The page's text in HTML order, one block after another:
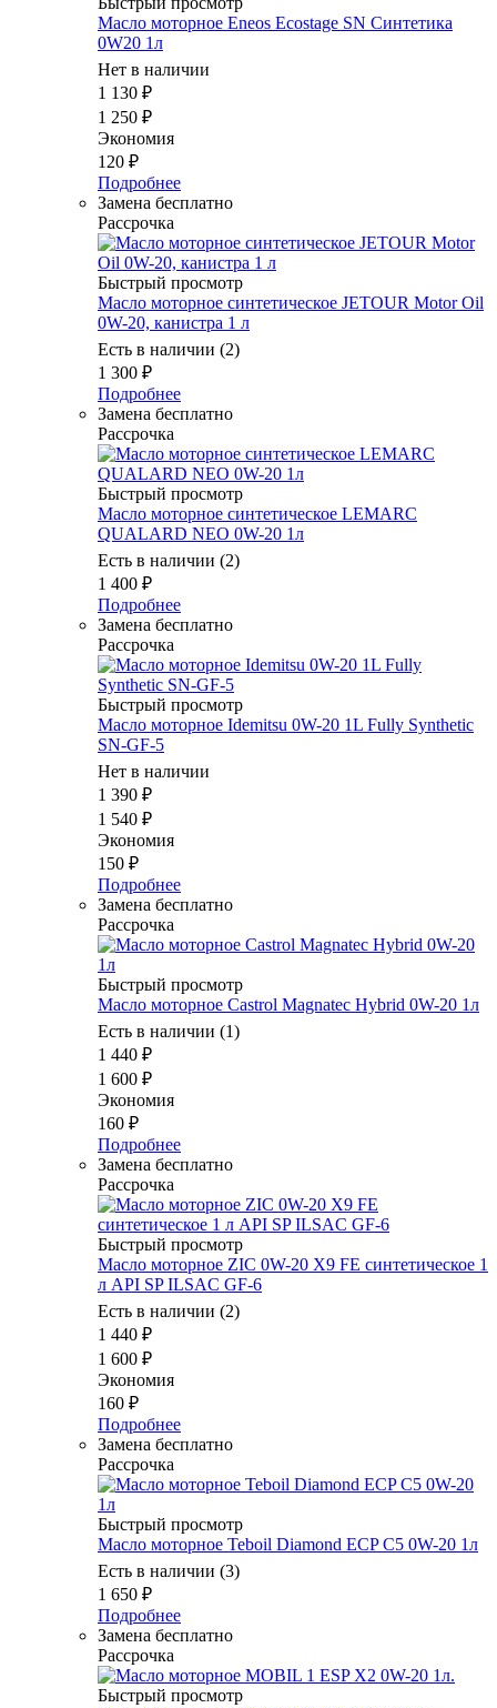
Масло моторное Eneos Ecostage SN Синтетика
0W20 1л
Нет в наличии
1 130 ₽
1 250 ₽
Экономия
120 ₽
Подробнее
Замена бесплатно
Рассрочка
Быстрый просмотр
Масло моторное синтетическое JETOUR Motor Oil
0W-20, канистра 1 л
Есть в наличии (2)
1 300 ₽
Подробнее
Замена бесплатно
Рассрочка
Быстрый просмотр
Масло моторное синтетическое LEMARC
QUALARD NEO 0W-20 1л
Есть в наличии (2)
1 400 ₽
Подробнее
Замена бесплатно
Рассрочка
Быстрый просмотр
Масло моторное Idemitsu 0W-20 1L Fully Synthetic
SN-GF-5
Нет в наличии
1 390 ₽
1 540 ₽
Экономия
150 ₽
Подробнее
Замена бесплатно
Рассрочка
Быстрый просмотр
Масло мотоpное Castrol Magnatec Hybrid 0W-20 1л
Есть в наличии (1)
1 440 ₽
1 600 ₽
Экономия
160 ₽
Подробнее
Замена бесплатно
Рассрочка
Быстрый просмотр
Масло моторное ZIC 0W-20 X9 FE синтетическое 1
л API SP ILSAC GF-6
Есть в наличии (2)
1 440 ₽
1 600 ₽
Экономия
160 ₽
Подробнее
Замена бесплатно
Рассрочка
Быстрый просмотр
Масло мотоpное Teboil Diamond ECP C5 0W-20 1л
Есть в наличии (3)
1 650 ₽
Подробнее
Замена бесплатно
Рассрочка
Быстрый просмотр